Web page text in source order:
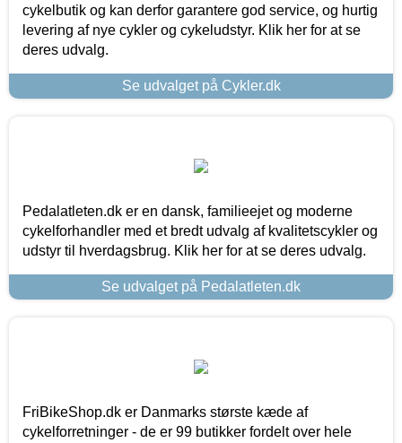
cykelbutik og kan derfor garantere god service, og hurtig
levering af nye cykler og cykeludstyr. Klik her for at se
deres udvalg.
Se udvalget på Cykler.dk
Pedalatleten.dk er en dansk, familieejet og moderne
cykelforhandler med et bredt udvalg af kvalitetscykler og
udstyr til hverdagsbrug. Klik her for at se deres udvalg.
Se udvalget på Pedalatleten.dk
FriBikeShop.dk er Danmarks største kæde af
cykelforretninger - de er 99 butikker fordelt over hele